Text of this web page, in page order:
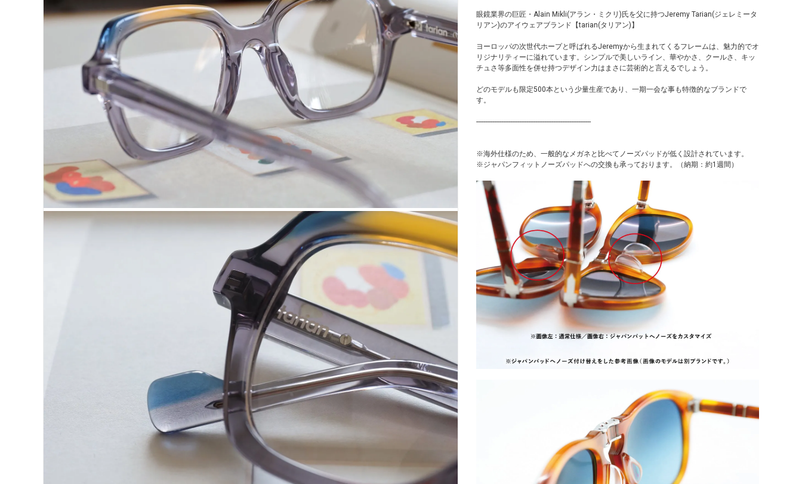
眼鏡業界の巨匠・Alain Mikli(アラン・ミクリ)氏を父に持つJeremy Tarian(ジェレミータ
リアン)のアイウェアブランド【tarian(タリアン)】
ヨーロッパの次世代ホープと呼ばれるJeremyから生まれてくるフレームは、魅力的でオ
リジナリティーに溢れています。シンプルで美しいライン、華やかさ、クールさ、キッ
チュさ等多面性を併せ持つデザイン力はまさに芸術的と言えるでしょう。
どのモデルも限定500本という少量生産であり、一期一会な事も特徴的なブランドで
す。
----------------------------------------------------------------
※海外仕様のため、一般的なメガネと比べてノーズパッドが低く設計されています。
※ジャパンフィットノーズパッドへの交換も承っております。（納期：約1週間）